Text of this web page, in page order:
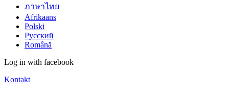
ภาษาไทย
Afrikaans
Polski
Русский
Română
Log in with facebook
Kontakt